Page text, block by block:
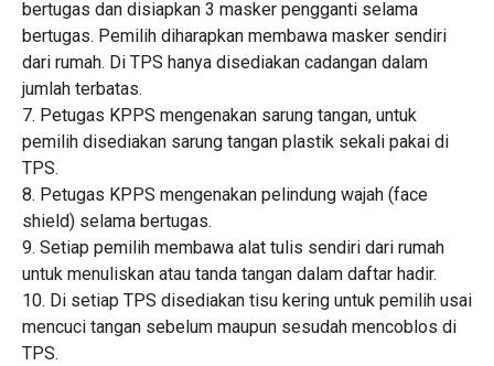
bertugas dan disiapkan 3 masker pengganti selama
bertugas. Pemilih diharapkan membawa masker sendiri
dari rumah. Di TPS hanya disediakan cadangan dalam
jumlah terbatas.
7. Petugas KPPS mengenakan sarung tangan, untuk
pemilih disediakan sarung tangan plastik sekali pakai di
TPS.
8. Petugas KPPS mengenakan pelindung wajah (face
shield) selama bertugas.
9. Setiap pemilih membawa alat tulis sendiri dari rumah
untuk menuliskan atau tanda tangan dalam daftar hadir.
10. Di setiap TPS disediakan tisu kering untuk pemilih usai
mencuci tangan sebelum maupun sesudah mencoblos di
TPS.